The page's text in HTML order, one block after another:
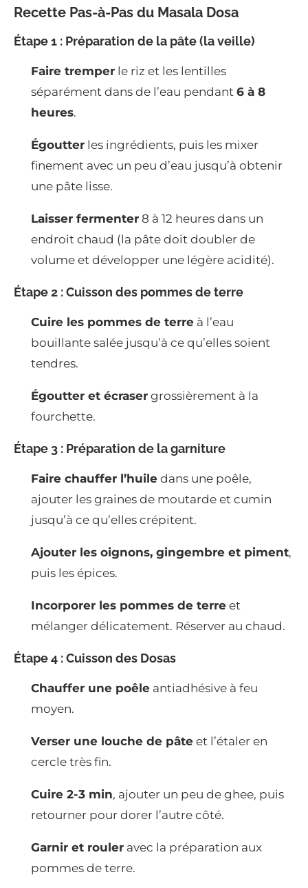
Recette Pas-à-Pas du Masala Dosa
Étape 1 : Préparation de la pâte (la veille)
Faire tremper le riz et les lentilles
séparément dans de l’eau pendant 6 à 8
heures.
Égoutter les ingrédients, puis les mixer
finement avec un peu d’eau jusqu’à obtenir
une pâte lisse.
Laisser fermenter 8 à 12 heures dans un
endroit chaud (la pâte doit doubler de
volume et développer une légère acidité).
Étape 2 : Cuisson des pommes de terre
Cuire les pommes de terre à l’eau
bouillante salée jusqu’à ce qu’elles soient
tendres.
Égoutter et écraser grossièrement à la
fourchette.
Étape 3 : Préparation de la garniture
Faire chauffer l’huile dans une poêle,
ajouter les graines de moutarde et cumin
jusqu’à ce qu’elles crépitent.
Ajouter les oignons, gingembre et piment,
puis les épices.
Incorporer les pommes de terre et
mélanger délicatement. Réserver au chaud.
Étape 4 : Cuisson des Dosas
Chauffer une poêle antiadhésive à feu
moyen.
Verser une louche de pâte et l’étaler en
cercle très fin.
Cuire 2-3 min, ajouter un peu de ghee, puis
retourner pour dorer l’autre côté.
Garnir et rouler avec la préparation aux
pommes de terre.